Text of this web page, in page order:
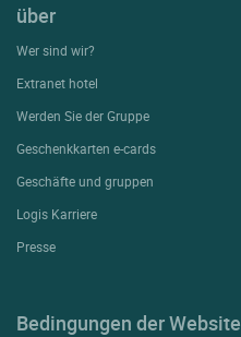
über
Wer sind wir?
Extranet hotel
Werden Sie der Gruppe
Geschenkkarten e-cards
Geschäfte und gruppen
Logis Karriere
Presse
Bedingungen der Website